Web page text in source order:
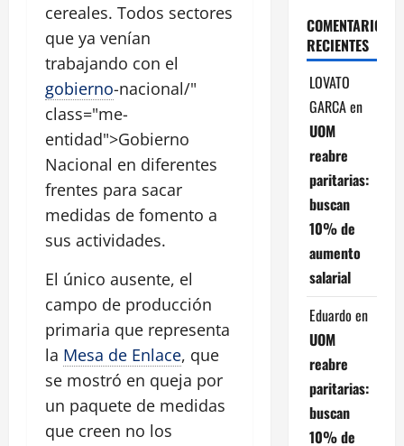
cereales. Todos sectores
que ya venían
trabajando con el
gobierno-nacional/"
class="me-
entidad">Gobierno
Nacional en diferentes
frentes para sacar
medidas de fomento a
sus actividades.
El único ausente, el
campo de producción
primaria que representa
la Mesa de Enlace, que
se mostró en queja por
un paquete de medidas
que creen no los
COMENTARIOS
RECIENTES
LOVATO
GARCAen
UOM
reabre
paritarias:
buscan
10% de
aumento
salarial
Eduardo en
UOM
reabre
paritarias:
buscan
10% de